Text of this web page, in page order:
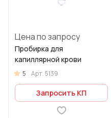
Цена по запросу
Пробирка для
капиллярной крови
5 Арт. 5139
Запросить КП